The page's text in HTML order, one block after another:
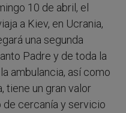
10 de abril, el
a Kiev, en Ucrania,
una segunda
Padre y de toda la
ambulancia, así como
tiene un gran valor
cercanía y servicio